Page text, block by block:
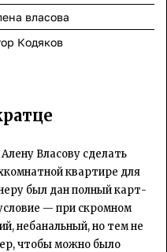
власова
Кодяков
Власову сделать
квартире для
был дан полный карт-
— при скромном
небанальный, но тем не
чтобы можно было